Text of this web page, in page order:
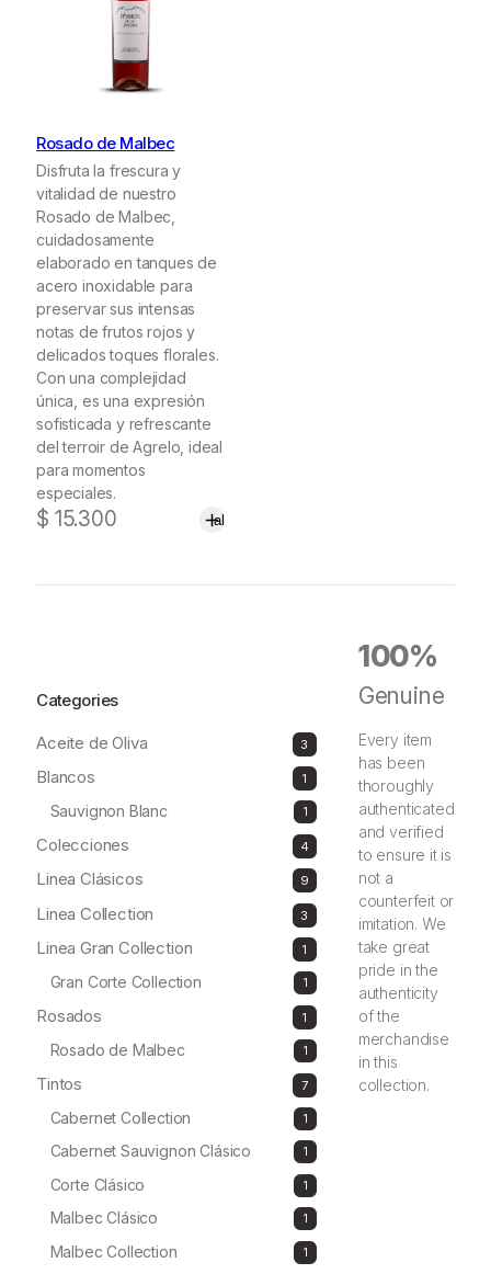
Rosado de Malbec
Disfruta la frescura y
vitalidad de nuestro
Rosado de Malbec,
cuidadosamente
elaborado en tanques de
acero inoxidable para
preservar sus intensas
notas de frutos rojos y
delicados toques florales.
Con una complejidad
única, es una expresión
sofisticada y refrescante
del terroir de Agrelo, ideal
para momentos
especiales.
$ 15.300
al
Categories
Aceite de Oliva 3
productos
Blancos 1
producto
Sauvignon Blanc 11
producto
Colecciones 44
productos
Linea Clásicos 99
productos
Linea Collection 3
productos
Linea Gran Collection 1
producto
Gran Corte Collection 11
producto
Rosados 1
producto
Rosado de Malbec 11
producto
Tintos 77
productos
Cabernet Collection 11
producto
Cabernet Sauvignon Clásico 11
producto
Corte Clásico 11
producto
Malbec Clásico 11
producto
Malbec Collection 11
producto
100%
Genuine
Every item
has been
thoroughly
authenticated
and verified
to ensure it is
not a
counterfeit or
imitation. We
take great
pride in the
authenticity
of the
merchandise
in this
collection.